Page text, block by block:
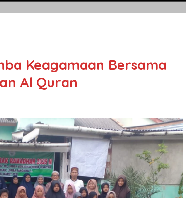
Keagamaan Bersama
Al Quran